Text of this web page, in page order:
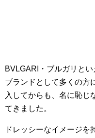
BVLGARI・ブルガリと
ブランドとして多くの方
入してからも、名に恥じ
てきました。
ドレッシーなイメージを